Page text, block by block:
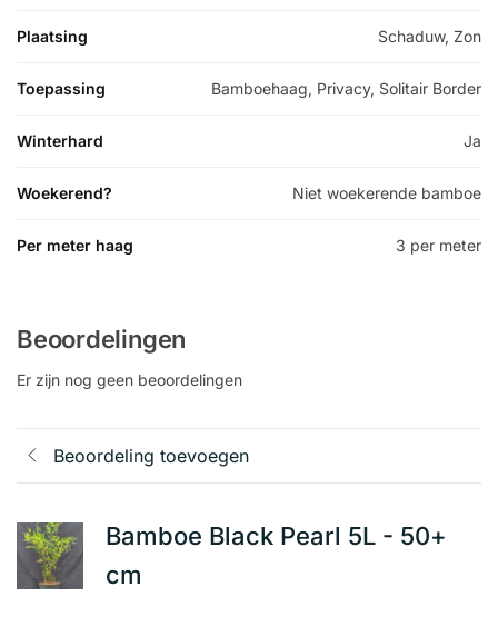
Plaatsing Schaduw, Zon
Toepassing Bamboehaag, Privacy, Solitair Border
Winterhard Ja
Woekerend? Niet woekerende bamboe
Per meter haag 3 per meter
Beoordelingen
Er zijn nog geen beoordelingen
Beoordeling toevoegen
Bamboe Black Pearl 5L - 50+
cm